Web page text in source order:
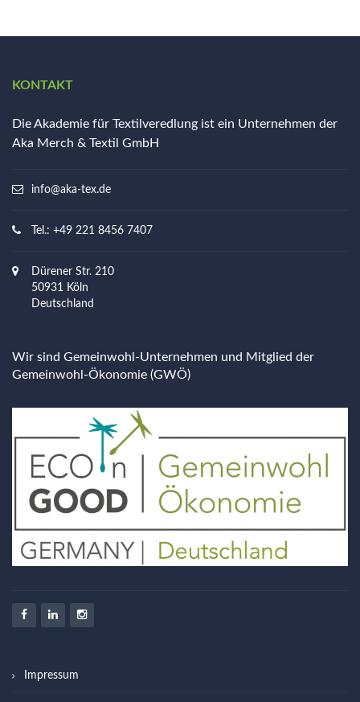
KONTAKT
Die Akademie für Textilveredlung ist ein Unternehmen der
Aka Merch & Textil GmbH
info@aka-tex.de
Tel.: +49 221 8456 7407
Dürener Str. 210
50931 Köln
Deutschland
Wir sind Gemeinwohl-Unternehmen und Mitglied der
Gemeinwohl-Ökonomie (GWÖ)
Impressum